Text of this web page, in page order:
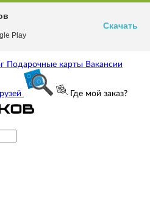
Подарочные карты Вакансии
Где мой заказ?
Play
Скачать